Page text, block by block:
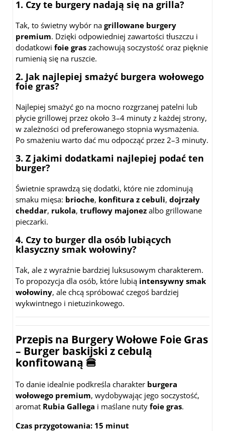
1. Czy te burgery nadają się na grilla?
Tak, to świetny wybór na grillowane burgery
premium. Dzięki odpowiedniej zawartości tłuszczu i
dodatkowi foie gras zachowują soczystość oraz pięknie
rumienią się na ruszcie.
2. Jak najlepiej smażyć burgera wołowego
foie gras?
Najlepiej smażyć go na mocno rozgrzanej patelni lub
płycie grillowej przez około 3–4 minuty z każdej strony,
w zależności od preferowanego stopnia wysmażenia.
Po smażeniu warto dać mu odpocząć przez 2–3 minuty.
3. Z jakimi dodatkami najlepiej podać ten
burger?
Świetnie sprawdzą się dodatki, które nie zdominują
smaku mięsa: brioche, konfitura z cebuli, dojrzały
cheddar, rukola, truflowy majonez albo grillowane
pieczarki.
4. Czy to burger dla osób lubiących
klasyczny smak wołowiny?
Tak, ale z wyraźnie bardziej luksusowym charakterem.
To propozycja dla osób, które lubią intensywny smak
wołowiny, ale chcą spróbować czegoś bardziej
wykwintnego i nietuzinkowego.
Przepis na Burgery Wołowe Foie Gras
– Burger baskijski z cebulą
konfitowaną 🍔
To danie idealnie podkreśla charakter burgera
wołowego premium, wydobywając jego soczystość,
aromat Rubia Gallega i maślane nuty foie gras.
Czas przygotowania: 15 minut